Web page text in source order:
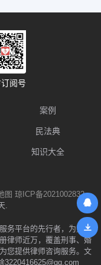
阅号
案例
民法典
知识大全
图 琼ICP备2021002832
.
务平台的先行者，为数千
律师近万，覆盖刑事、婚
您提供律师咨询服务。文
3220416625@qq.com